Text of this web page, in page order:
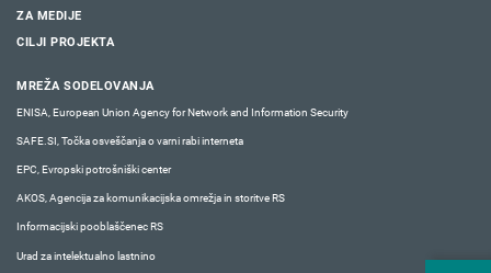
ZA MEDIJE
CILJI PROJEKTA
MREŽA SODELOVANJA
ENISA, European Union Agency for Network and Information Security
SAFE.SI, Točka osveščanja o varni rabi interneta
EPC, Evropski potrošniški center
AKOS, Agencija za komunikacijska omrežja in storitve RS
Informacijski pooblaščenec RS
Urad za intelektualno lastnino